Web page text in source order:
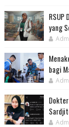
yang
bagi